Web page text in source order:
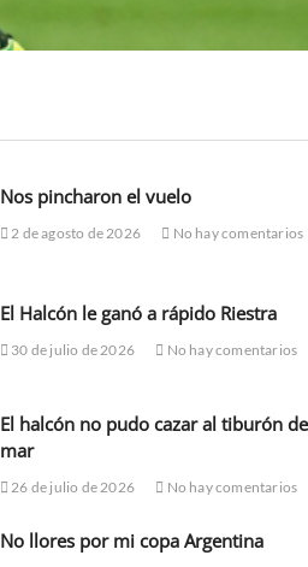
Nos pincharon el vuelo
2 de agosto de 2026 No hay comentarios
El Halcón le ganó a rápido Riestra
30 de julio de 2026 No hay comentarios
El halcón no pudo cazar al tiburón
mar
26 de julio de 2026 No hay comentarios
No llores por mi copa Argentina